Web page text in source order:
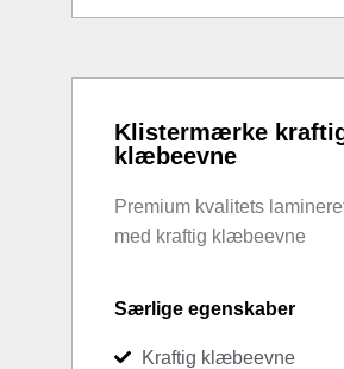
Klistermærke
klæbeevne
Premium kvalitets
med kraftig klæbeevne
Særlige egenskaber
Kraftig klæbeevne